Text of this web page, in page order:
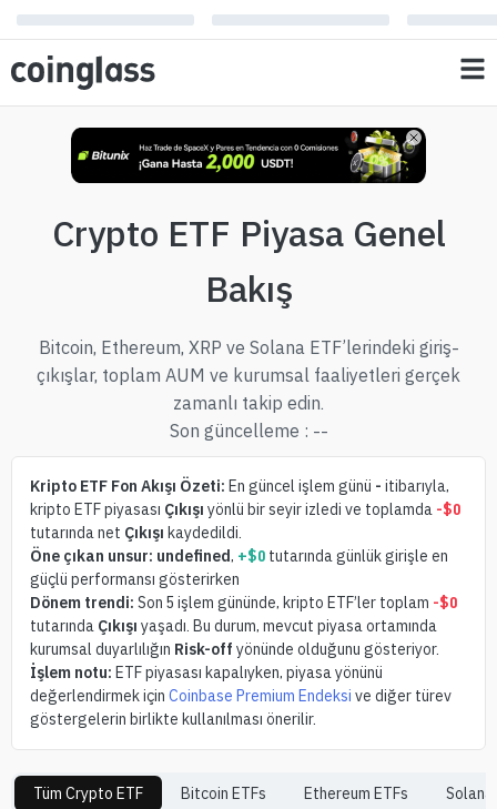
Crypto ETF Piyasa Genel
Bakış
Bitcoin, Ethereum, XRP ve Solana ETF’lerindeki giriş-
çıkışlar, toplam AUM ve kurumsal faaliyetleri gerçek
zamanlı takip edin.
Son güncelleme : --
Kripto ETF Fon Akışı Özeti: En güncel işlem günü - itibarıyla,
kripto ETF piyasası Çıkışı yönlü bir seyir izledi ve toplamda -$0
tutarında net Çıkışı kaydedildi.
Öne çıkan unsur: undefined, +$0 tutarında günlük girişle en
güçlü performansı gösterirken
Dönem trendi: Son 5 işlem gününde, kripto ETF’ler toplam -$0
tutarında Çıkışı yaşadı. Bu durum, mevcut piyasa ortamında
kurumsal duyarlılığın Risk-off yönünde olduğunu gösteriyor.
İşlem notu: ETF piyasası kapalıyken, piyasa yönünü
değerlendirmek için Coinbase Premium Endeksi ve diğer türev
göstergelerin birlikte kullanılması önerilir.
Tüm Crypto ETF Bitcoin ETFs Ethereum ETFs Solana